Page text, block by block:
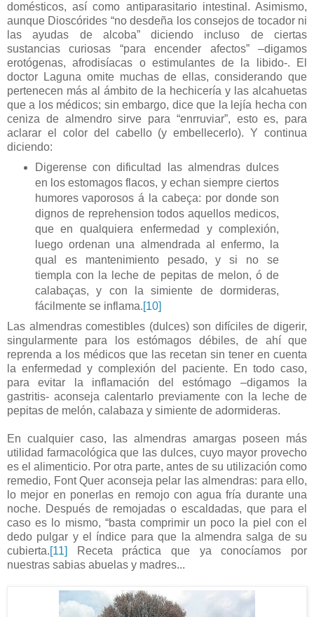
domésticos, así como antiparasitario intestinal. Asimismo,
aunque Dioscórides “no desdeña los consejos de tocador ni
las ayudas de alcoba” diciendo incluso de ciertas
sustancias curiosas “para encender afectos” –digamos
erotógenas, afrodisíacas o estimulantes de la libido-. El
doctor Laguna omite muchas de ellas, considerando que
pertenecen más al ámbito de la hechicería y las alcahuetas
que a los médicos; sin embargo, dice que la lejía hecha con
ceniza de almendro sirve para “enrruviar”, esto es, para
aclarar el color del cabello (y embellecerlo). Y continua
diciendo:
Digerense con dificultad las almendras dulces
en los estomagos flacos, y echan siempre ciertos
humores vaporosos á la cabeça: por donde son
dignos de reprehension todos aquellos medicos,
que en qualquiera enfermedad y complexión,
luego ordenan una almendrada al enfermo, la
qual es mantenimiento pesado, y si no se
tiempla con la leche de pepitas de melon, ó de
calabaças, y con la simiente de dormideras,
fácilmente se inflama.[10]
Las almendras comestibles (dulces) son difíciles de digerir,
singularmente para los estómagos débiles, de ahí que
reprenda a los médicos que las recetan sin tener en cuenta
la enfermedad y complexión del paciente. En todo caso,
para evitar la inflamación del estómago –digamos la
gastritis- aconseja calentarlo previamente con la leche de
pepitas de melón, calabaza y simiente de adormideras.
En cualquier caso, las almendras amargas poseen más
utilidad farmacológica que las dulces, cuyo mayor provecho
es el alimenticio. Por otra parte, antes de su utilización como
remedio, Font Quer aconseja pelar las almendras: para ello,
lo mejor en ponerlas en remojo con agua fría durante una
noche. Después de remojadas o escaldadas, que para el
caso es lo mismo, “basta comprimir un poco la piel con el
dedo pulgar y el índice para que la almendra salga de su
cubierta.[11]
Receta práctica que ya conocíamos por
nuestras sabias abuelas y madres...